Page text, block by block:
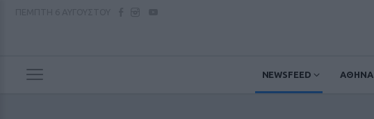
NEWSFEED ΑΘΗΝΑ